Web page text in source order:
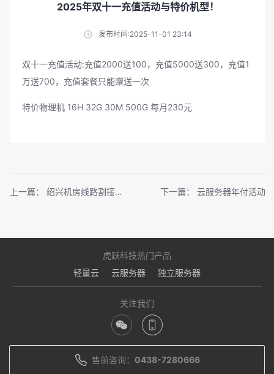
2025年双十一充值活动与特价机型！
发布时间:2025-11-01 23:14
双十一充值活动:充值2000送100，充值5000送300，充值1
万送700，充值套餐只能赠送一次
特价物理机 16H 32G 30M 500G 每月230元
上一篇： 绍兴机房线路割接通知 下一篇： 云服务器年付活动
虎跃科技热门产品
轻量云
云服务器 独立服务器
关注我们
售前咨询： 0438-7280666